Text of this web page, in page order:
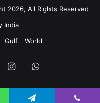
2026, All Rights Reserved
India
Gulf World
InstagramWhatsApp